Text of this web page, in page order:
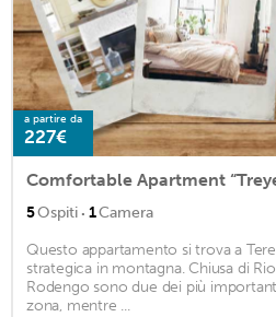
a partire da
227€
5Ospiti · 1Camera
Questo appartamento si trova a
strategica in montagna. Chiusa di
Rodengo sono due dei più
zona, mentre ...